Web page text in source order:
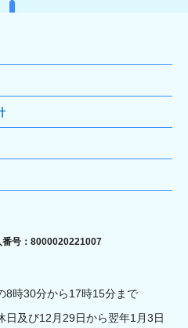
市
番号：8000020221007
8時30分から17時15分まで
日及び12月29日から翌年1月3日